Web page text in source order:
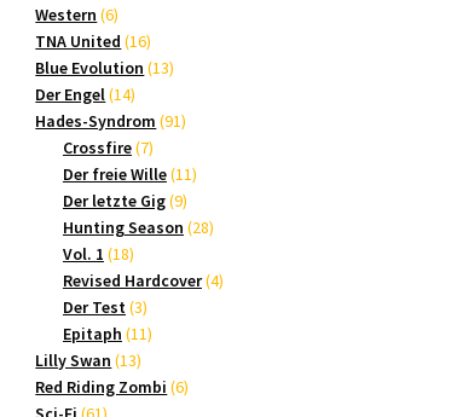
Western 66
Produkte
TNA United 1616
Produkte
Blue Evolution 1313
Der Engel 1414
Produkte
Hades-Syndrom 9191
Crossfire 77
Produkte
Der freie Wille 1111
Der letzte Gig 99
Produkte
Hunting Season 2828
Vol. 1 1818
Produkte
Revised Hardcover 44
Der Test 33
Produkte
Epitaph 1111
Lilly Swan 1313
Produkte
Red Riding Zombi 66
61